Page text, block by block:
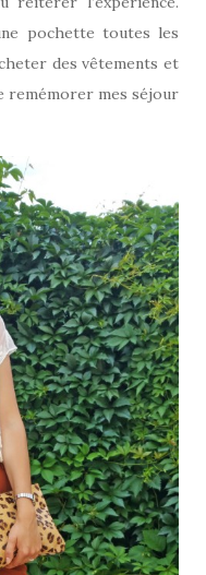
pochette toutes les
des vêtements et
remémorer mes séjour